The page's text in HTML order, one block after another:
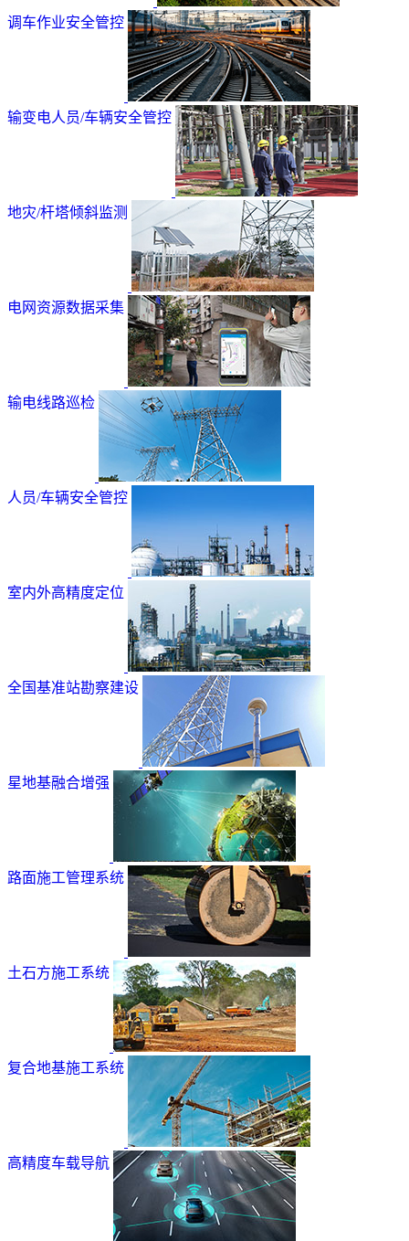
调车作业安全管控
输变电人员/车辆安全管控
地灾/杆塔倾斜监测
电网资源数据采集
输电线路巡检
人员/车辆安全管控
室内外高精度定位
全国基准站勘察建设
星地基融合增强
路面施工管理系统
土石方施工系统
复合地基施工系统
高精度车载导航